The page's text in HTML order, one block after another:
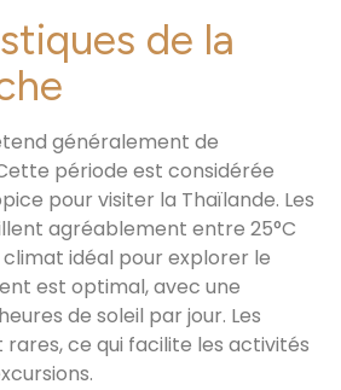
de la
généralement de
période est considérée
pour visiter la Thaïlande. Les
agréablement entre 25°C
idéal pour explorer le
est optimal, avec une
de soleil par jour. Les
ce qui facilite les activités